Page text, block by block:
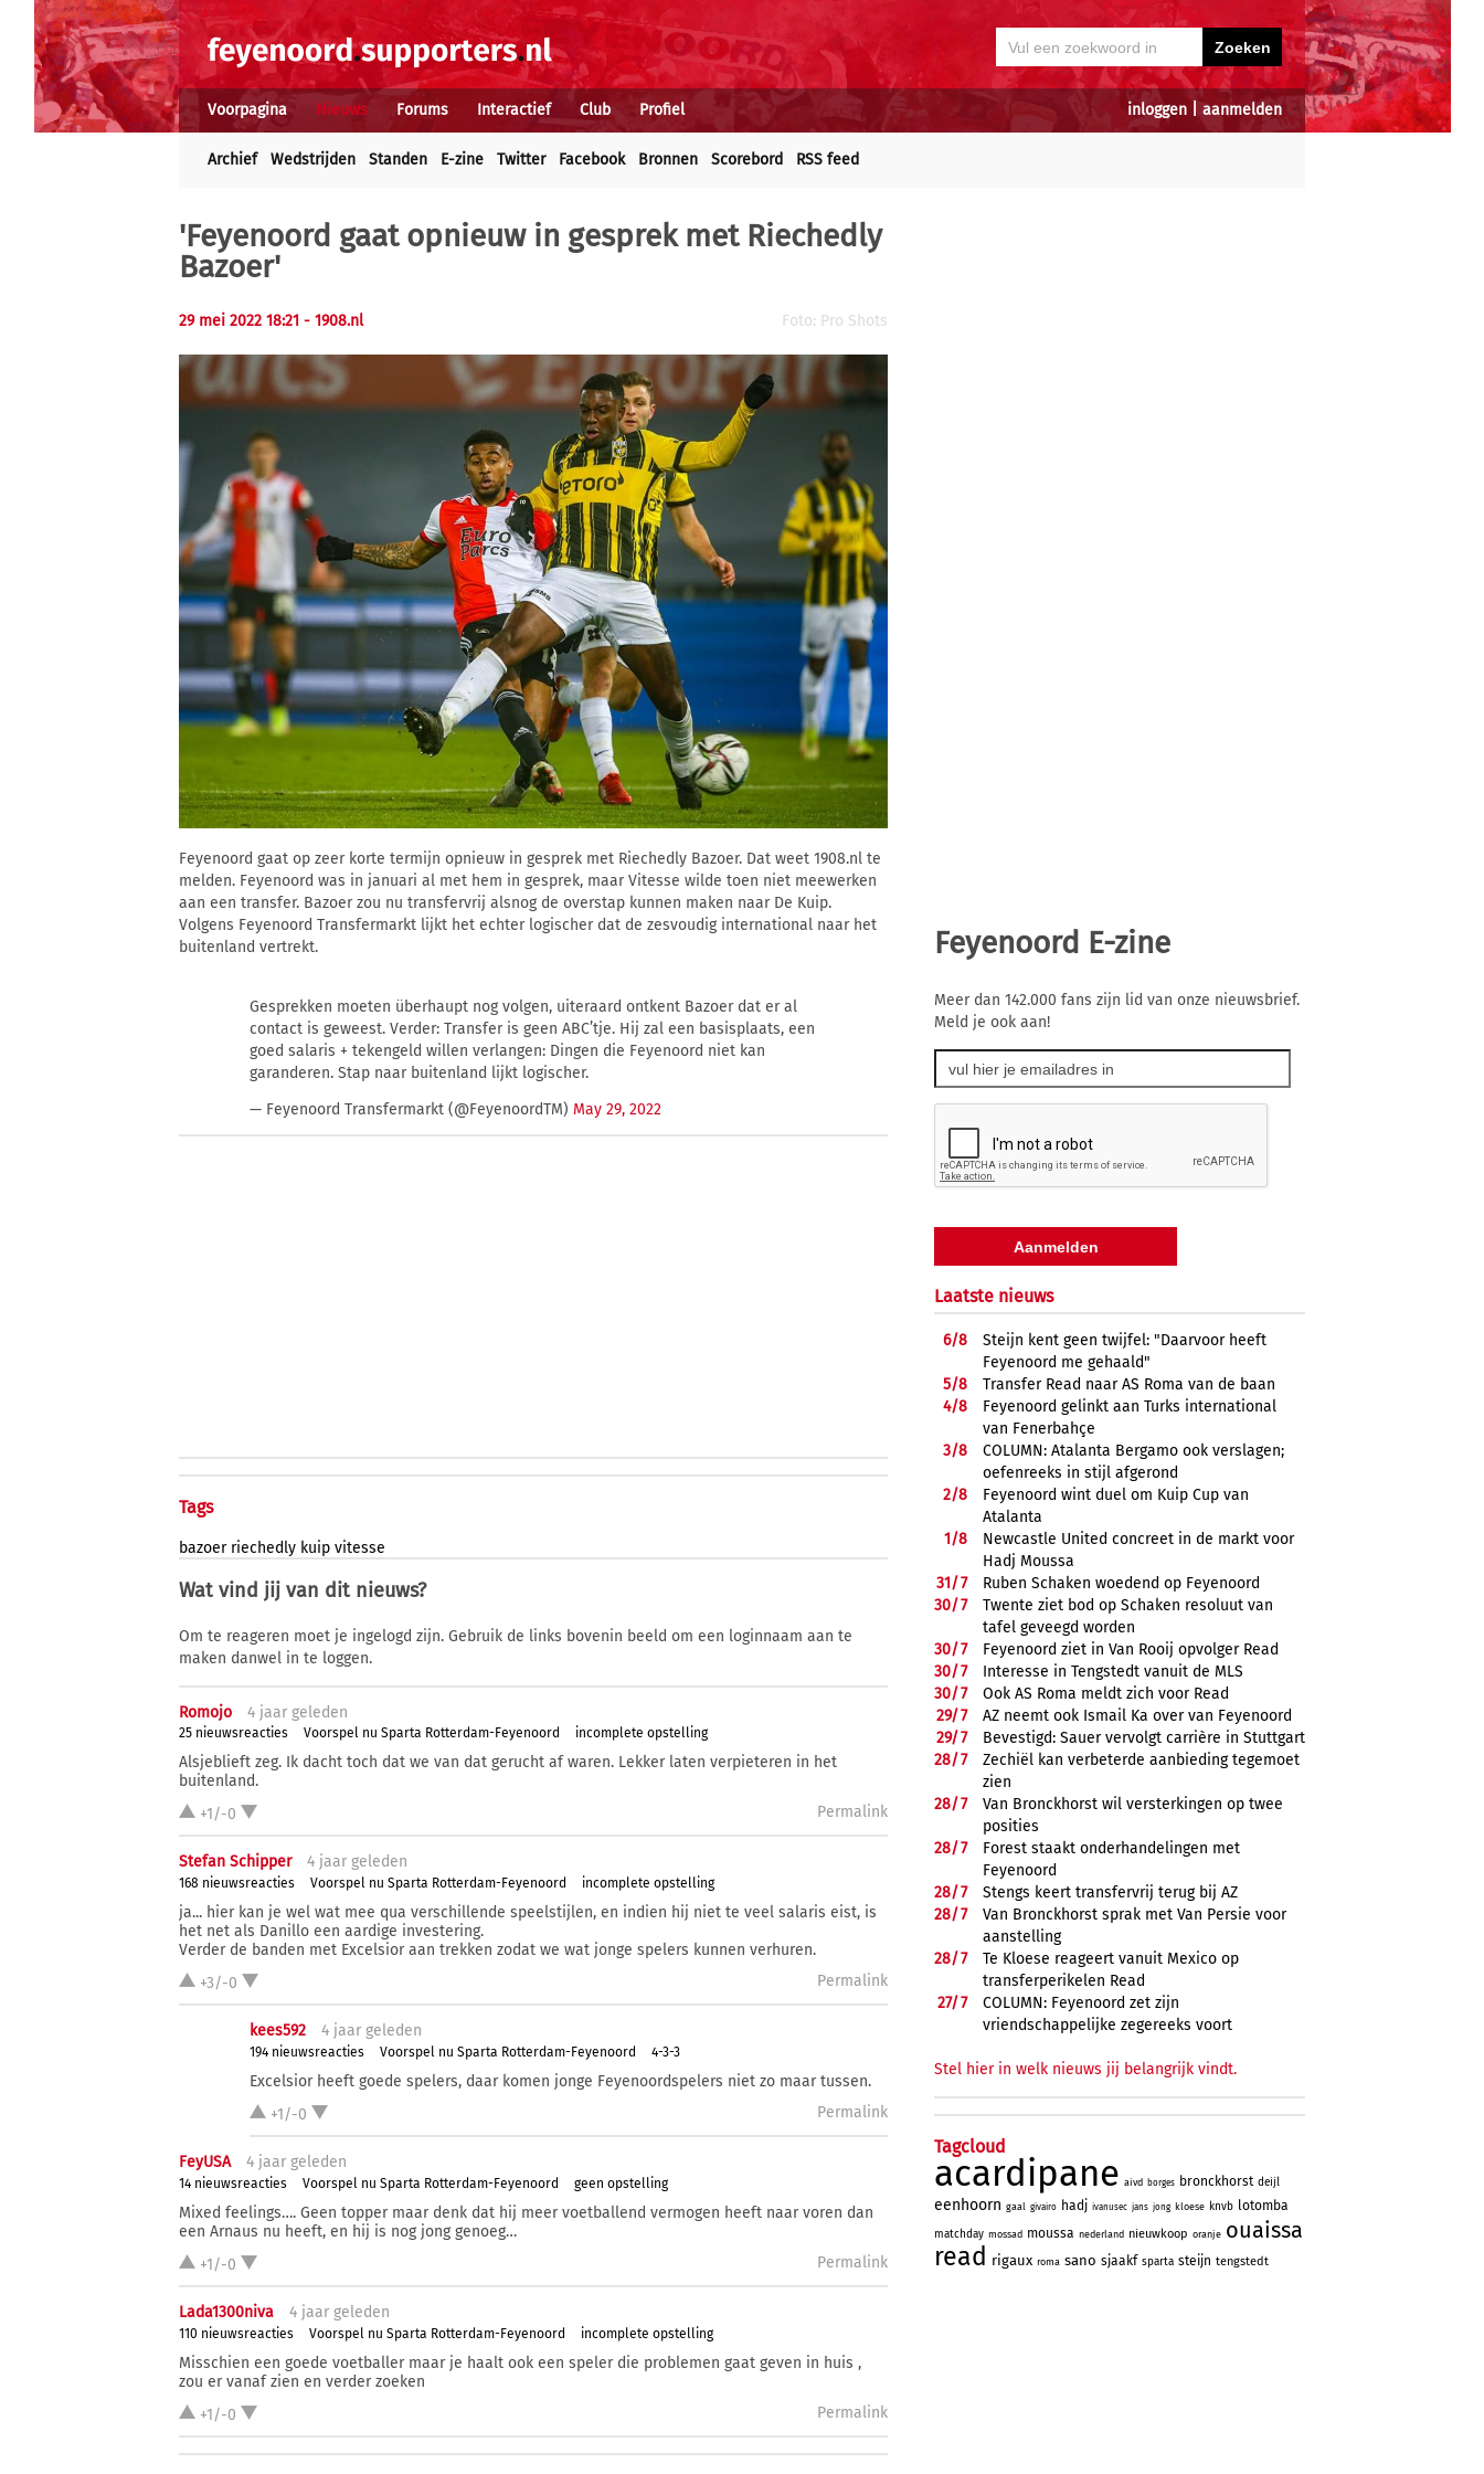
inloggen aanmelden
Voorpagina Nieuws Forums Interactief Club Profiel
Archief Wedstrijden Standen E-zine Twitter Facebook Bronnen Scorebord RSS feed
'Feyenoord gaat opnieuw in gesprek met Riechedly
Bazoer'
29 mei 2022 18:21 - 1908.nl Foto: Pro Shots
Feyenoord gaat op zeer korte termijn opnieuw in gesprek met Riechedly Bazoer. Dat weet 1908.nl te
melden. Feyenoord was in januari al met hem in gesprek, maar Vitesse wilde toen niet meewerken
aan een transfer. Bazoer zou nu transfervrij alsnog de overstap kunnen maken naar De Kuip.
Volgens Feyenoord Transfermarkt lijkt het echter logischer dat de zesvoudig international naar het
buitenland vertrekt.
Gesprekken moeten überhaupt nog volgen, uiteraard ontkent Bazoer dat er al
contact is geweest. Verder: Transfer is geen ABC’tje. Hij zal een basisplaats, een
goed salaris + tekengeld willen verlangen: Dingen die Feyenoord niet kan
garanderen. Stap naar buitenland lijkt logischer.
— Feyenoord Transfermarkt (@FeyenoordTM) May 29, 2022
Tags
bazoer riechedly kuip vitesse
Wat vind jij van dit nieuws?
Om te reageren moet je ingelogd zijn. Gebruik de links bovenin beeld om een loginnaam aan te
maken danwel in te loggen.
Romojo 4 jaar geleden
25 nieuwsreacties Voorspel nu Sparta Rotterdam-Feyenoord incomplete opstelling
Alsjeblieft zeg. Ik dacht toch dat we van dat gerucht af waren. Lekker laten verpieteren in het
buitenland.
+1/-0
Permalink
Stefan Schipper 4 jaar geleden
168 nieuwsreacties Voorspel nu Sparta Rotterdam-Feyenoord incomplete opstelling
ja... hier kan je wel wat mee qua verschillende speelstijlen, en indien hij niet te veel salaris eist, is
het net als Danillo een aardige investering.
Verder de banden met Excelsior aan trekken zodat we wat jonge spelers kunnen verhuren.
+3/-0
Permalink
kees592 4 jaar geleden
194 nieuwsreacties Voorspel nu Sparta Rotterdam-Feyenoord 4-3-3
Excelsior heeft goede spelers, daar komen jonge Feyenoordspelers niet zo maar tussen.
+1/-0
Permalink
FeyUSA 4 jaar geleden
14 nieuwsreacties Voorspel nu Sparta Rotterdam-Feyenoord geen opstelling
Mixed feelings…. Geen topper maar denk dat hij meer voetballend vermogen heeft naar voren dan
een Arnaus nu heeft, en hij is nog jong genoeg…
+1/-0
Permalink
Lada1300niva 4 jaar geleden
110 nieuwsreacties Voorspel nu Sparta Rotterdam-Feyenoord incomplete opstelling
Misschien een goede voetballer maar je haalt ook een speler die problemen gaat geven in huis ,
zou er vanaf zien en verder zoeken
+1/-0
Permalink
Feyenoord E-zine
Meer dan 142.000 fans zijn lid van onze nieuwsbrief.
Meld je ook aan!
Laatste nieuws
6/8
Steijn kent geen twijfel: "Daarvoor heeft
Feyenoord me gehaald"
5/8
Transfer Read naar AS Roma van de baan
4/8
Feyenoord gelinkt aan Turks international
van Fenerbahçe
3/8
COLUMN: Atalanta Bergamo ook verslagen;
oefenreeks in stijl afgerond
2/8
Feyenoord wint duel om Kuip Cup van
Atalanta
1/8
Newcastle United concreet in de markt voor
Hadj Moussa
31/7
Ruben Schaken woedend op Feyenoord
30/7
Twente ziet bod op Schaken resoluut van
tafel geveegd worden
30/7
Feyenoord ziet in Van Rooij opvolger Read
30/7
Interesse in Tengstedt vanuit de MLS
30/7
Ook AS Roma meldt zich voor Read
29/7
AZ neemt ook Ismail Ka over van Feyenoord
29/7
Bevestigd: Sauer vervolgt carrière in Stuttgart
28/7
Zechiël kan verbeterde aanbieding tegemoet
zien
28/7
Van Bronckhorst wil versterkingen op twee
posities
28/7
Forest staakt onderhandelingen met
Feyenoord
28/7
Stengs keert transfervrij terug bij AZ
28/7
Van Bronckhorst sprak met Van Persie voor
aanstelling
28/7
Te Kloese reageert vanuit Mexico op
transferperikelen Read
27/7
COLUMN: Feyenoord zet zijn
vriendschappelijke zegereeks voort
Stel hier in welk nieuws jij belangrijk vindt.
Tagcloud
acardipane aivd borges bronckhorst deijl
eenhoorn gaal givairo hadj ivanusec jans jong kloese knvb lotomba
matchday mossad moussa nederland nieuwkoop oranje ouaissa
read rigaux roma sano sjaakf sparta steijn tengstedt